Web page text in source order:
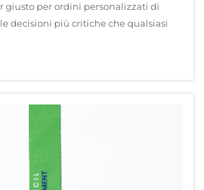
giusto per ordini personalizzati di
decisioni più critiche che qualsiasi
prendere nella pianificazione di
eventi sportivi o iniziative di